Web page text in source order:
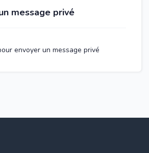
message privé
envoyer un message privé